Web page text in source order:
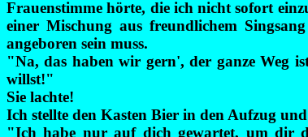
Frauenstimme hörte, die ich nicht sofort
einer Mischung aus freundlichem
angeboren sein muss.
"Na, das haben wir gern', der ganze Weg
willst!"
Sie lachte!
Ich stellte den Kasten Bier in den Aufzug
"Ich habe nur auf dich gewartet, um dir